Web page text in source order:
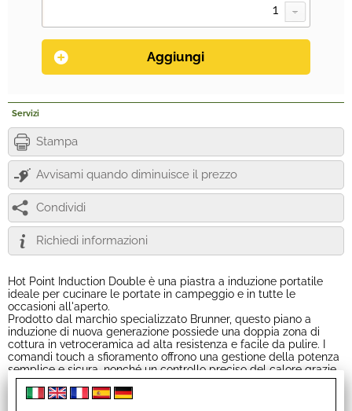
Servizi
Stampa
Avvisami quando diminuisce il prezzo
Condividi
Richiedi informazioni
Hot Point Induction Double è una piastra a induzione portatile
ideale per cucinare le portate in campeggio e in tutte le
occasioni all'aperto.
Prodotto dal marchio specializzato Brunner, questo piano a
induzione di nuova generazione possiede una doppia zona di
cottura in vetroceramica ad alta resistenza e facile da pulire. I
comandi touch a sfioramento offrono una gestione della potenza
semplice e sicura, nonché un controllo preciso del calore grazie
ai 9 livelli di potenza preimpostati. La struttura della piastra è
realizzata in PP termoresistente solido e dal design moderno.